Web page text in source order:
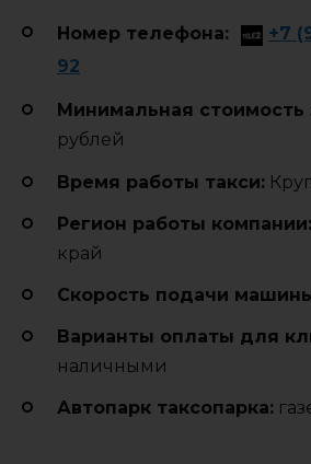
Номер телефона:
+7
92
Минимальная стоимость
рублей
Время работы такси:
Регион работы компании:
край
Cкорость подачи
Варианты оплаты для
наличными
Автопарк таксопарка: